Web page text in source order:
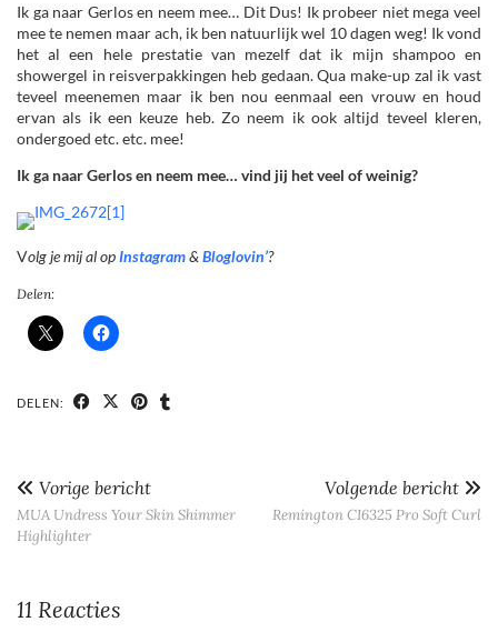
Ik ga naar Gerlos en neem mee… Dit Dus! Ik probeer niet mega veel
mee te nemen maar ach, ik ben natuurlijk wel 10 dagen weg! Ik vond
het al een hele prestatie van mezelf dat ik mijn shampoo en
showergel in reisverpakkingen heb gedaan. Qua make-up zal ik vast
teveel meenemen maar ik ben nou eenmaal een vrouw en houd
ervan als ik een keuze heb. Zo neem ik ook altijd teveel kleren,
ondergoed etc. etc. mee!
Ik ga naar Gerlos en neem mee… vind jij het veel of weinig?
Volg je mij al opInstagram& Bloglovin’?
Delen:
DELEN:
Vorige bericht
MUA Undress Your Skin Shimmer
Highlighter
Volgende bericht
Remington CI6325 Pro Soft Curl
11 Reacties